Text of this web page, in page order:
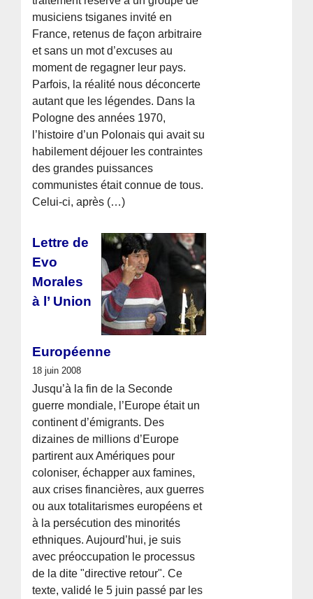
musiciens tsiganes invité en
France, retenus de façon arbitraire
et sans un mot d’excuses au
moment de regagner leur pays.
Parfois, la réalité nous déconcerte
autant que les légendes. Dans la
Pologne des années 1970,
l’histoire d’un Polonais qui avait su
habilement déjouer les contraintes
des grandes puissances
communistes était connue de tous.
Celui-ci, après (…)
Lettre de
Evo
Morales
à l’ Union
Européenne
18 juin 2008
Jusqu’à la fin de la Seconde
guerre mondiale, l’Europe était un
continent d’émigrants. Des
dizaines de millions d’Europe
partirent aux Amériques pour
coloniser, échapper aux famines,
aux crises financières, aux guerres
ou aux totalitarismes européens et
à la persécution des minorités
ethniques. Aujourd’hui, je suis
avec préoccupation le processus
de la dite "directive retour". Ce
texte, validé le 5 juin passé par les